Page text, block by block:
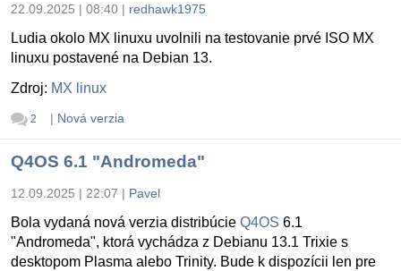
22.09.2025 | 08:40 | redhawk1975
Ludia okolo MX linuxu uvolnili na testovanie prvé ISO MX
linuxu postavené na Debian 13.
Zdroj: MX linux
2 | Nová verzia
Q4OS 6.1 "Andromeda"
12.09.2025 | 22:07 | Pavel
Bola vydaná nová verzia distribúcie Q4OS 6.1
"Andromeda", ktorá vychádza z Debianu 13.1 Trixie s
desktopom Plasma alebo Trinity. Bude k dispozícii len pre